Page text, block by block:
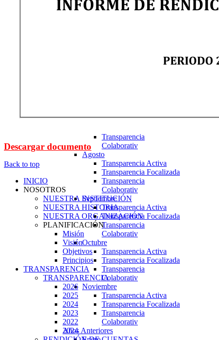
Colaborativ
Transparencia Activa
Transparencia
Colaborativ
Agosto
Transparencia Activa
Transparencia Focalizada
Transparencia
Colaborativ
Septiembre
Transparencia Activa
Transparencia Focalizada
Transparencia
Colaborativ
Octubre
Transparencia Activa
Transparencia Focalizada
Transparencia
Colaborativ
Noviembre
Transparencia Activa
Transparencia Focalizada
Transparencia
Colaborativ
2024
Descargar documento
Back to top
INICIO
NOSOTROS
NUESTRA INSTITUCIÓN
NUESTRA HISTORIA
NUESTRA ORGANIZACIÓN
PLANIFICACIÓN
Misión
Visión
Objetivos
Principios
TRANSPARENCIA
TRANSPARENCIA
2026
2025
2024
2023
2022
Años Anteriores